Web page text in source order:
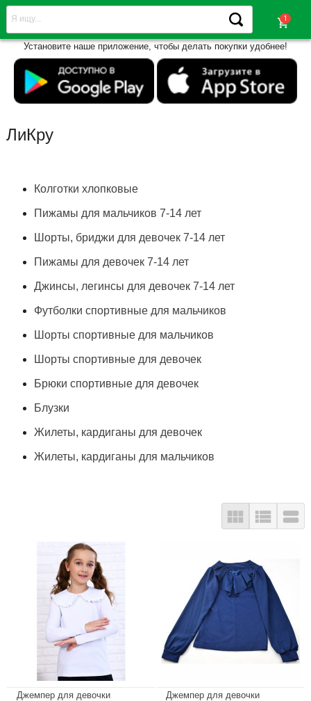
shopping_cart
Установите наше приложение, чтобы делать покупки удобнее!
ЛиКру
Колготки хлопковые
Пижамы для мальчиков 7-14 лет
Шорты, бриджи для девочек 7-14 лет
Пижамы для девочек 7-14 лет
Джинсы, легинсы для девочек 7-14 лет
Футболки спортивные для мальчиков
Шорты спортивные для мальчиков
Шорты спортивные для девочек
Брюки спортивные для девочек
Блузки
Жилеты, кардиганы для девочек
Жилеты, кардиганы для мальчиков
  
Джемпер для девочки
Джемпер для девочки